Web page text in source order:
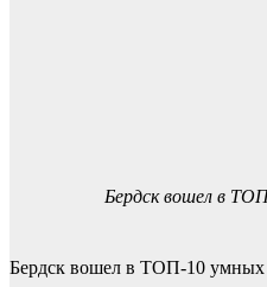
Бердск вошел в
Бердск вошел в ТОП-10 умных